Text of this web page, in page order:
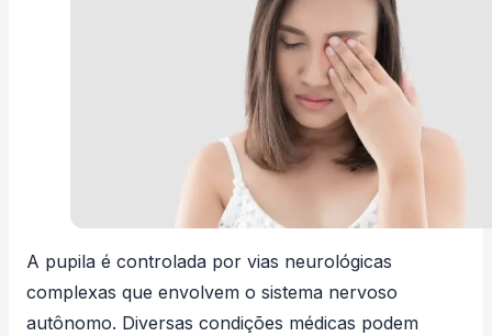
A pupila é controlada por vias neurológicas
complexas que envolvem o sistema nervoso
autônomo. Diversas condições médicas podem